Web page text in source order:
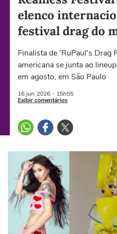
elenco
festival drag do
Finalista de 'RuPaul's Drag
americana se junta ao
em agosto, em São Paulo
16 jun 2026 - 15h55
Exibir comentários